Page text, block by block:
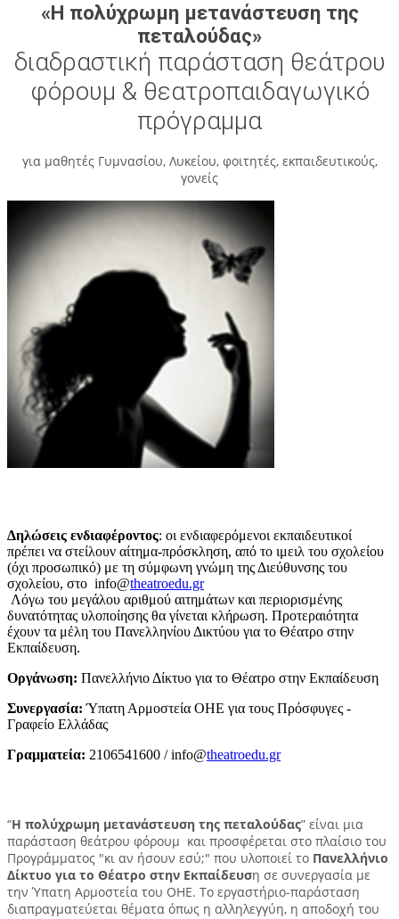
«Η πολύχρωμη μετανάστευση της
πεταλούδας»
διαδραστική παράσταση θεάτρου
φόρουμ & θεατροπαιδαγωγικό
πρόγραμμα
για μαθητές Γυμνασίου, Λυκείου, φοιτητές, εκπαιδευτικούς,
γονείς
Δηλώσεις ενδιαφέροντος: οι ενδιαφερόμενοι εκπαιδευτικοί
πρέπει να στείλουν αίτημα-πρόσκληση, από το ιμειλ του σχολείου
(όχι προσωπικό) με τη σύμφωνη γνώμη της Διεύθυνσης του
σχολείου, στο info@theatroedu.gr
Λόγω του μεγάλου αριθμού αιτημάτων και περιορισμένης
δυνατότητας υλοποίησης θα γίνεται κλήρωση. Προτεραιότητα
έχουν τα μέλη του Πανελληνίου Δικτύου για το Θέατρο στην
Εκπαίδευση.
Οργάνωση: Πανελλήνιο Δίκτυο για το Θέατρο στην Εκπαίδευση
Συνεργασία:Ύπατη Αρμοστεία ΟΗΕ για τους Πρόσφυγες -
Γραφείο Ελλάδας
Γραμματεία: 2106541600 / info@theatroedu.gr
“Η πολύχρωμη μετανάστευση της πεταλούδας” είναι μια
παράσταση θεάτρου φόρουμ και προσφέρεται στο πλαίσιο του
Προγράμματος "κι αν ήσουν εσύ;" που υλοποιεί το Πανελλήνιο
Δίκτυο για το Θέατρο στην Εκπαίδευση σε συνεργασία με
την Ύπατη Αρμοστεία του ΟΗΕ. Το εργαστήριο-παράσταση
διαπραγματεύεται θέματα όπως η αλληλεγγύη, η αποδοχή του